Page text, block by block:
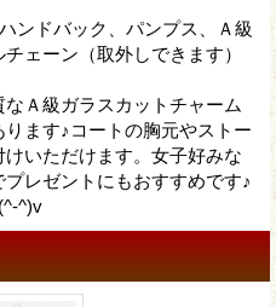
ンドバック、パンプス、Ａ級
ェーン（取外しできます）
Ａ級ガラスカットチャーム
ます♪コートの胸元やストー
いただけます。女子好みな
レゼントにもおすすめです♪
^)v